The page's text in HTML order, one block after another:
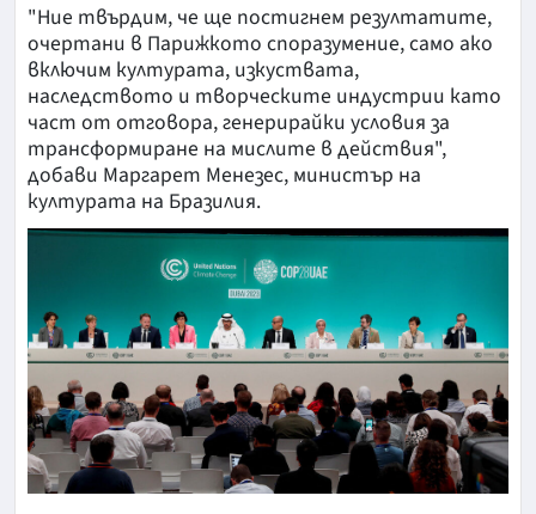
"Ние твърдим, че ще постигнем резултатите,
очертани в Парижкото споразумение, само ако
включим културата, изкуствата,
наследството и творческите индустрии като
част от отговора, генерирайки условия за
трансформиране на мислите в действия",
добави Маргарет Менезес, министър на
културата на Бразилия.